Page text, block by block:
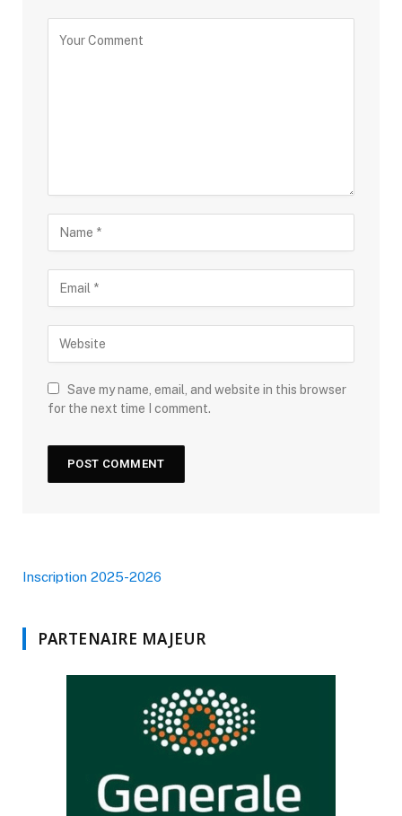
Save my name, email, and website in this browser
for the next time I comment.
Inscription 2025-2026
PARTENAIRE MAJEUR